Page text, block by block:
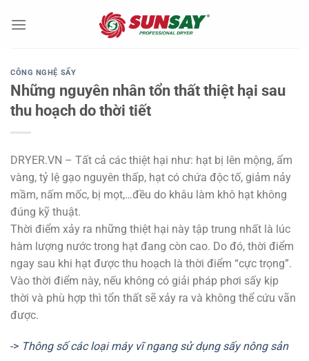
đến
CÔNG NGHỆ SẤY
Những nguyên nhân tổn thất thiệt hại sau
thu hoạch do thời tiết
DRYER.VN – Tất cả các thiệt hại như: hạt bị lên mộng, ẩm
vàng, tỷ lệ gạo nguyên thấp, hạt có chứa độc tố, giảm nảy
mầm, nấm mốc, bị mọt,…đều do khâu làm khô hạt không
đúng kỹ thuật.
Thời điểm xảy ra những thiệt hại này tập trung nhất là lúc
hàm lượng nước trong hạt đang còn cao. Do đó, thời điểm
ngay sau khi hạt được thu hoạch là thời điểm “cực trọng”.
Vào thời điểm này, nếu không có giải pháp phơi sấy kịp
thời và phù hợp thì tổn thất sẽ xảy ra và không thể cứu vãn
được.
-> Thông số các loại máy vĩ ngang sử dụng sấy nông sản